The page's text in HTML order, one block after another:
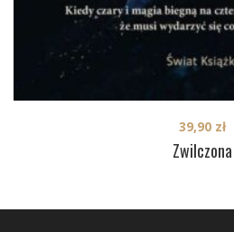
Zwilczona
39,90 zł